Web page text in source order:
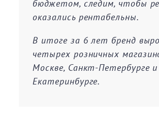
бюджетом, следим, чтобы
оказались рентабельны.
В итоге за 6 лет бренд
четырех розничных
Москве, Санкт-Петербурге и
Екатеринбурге.